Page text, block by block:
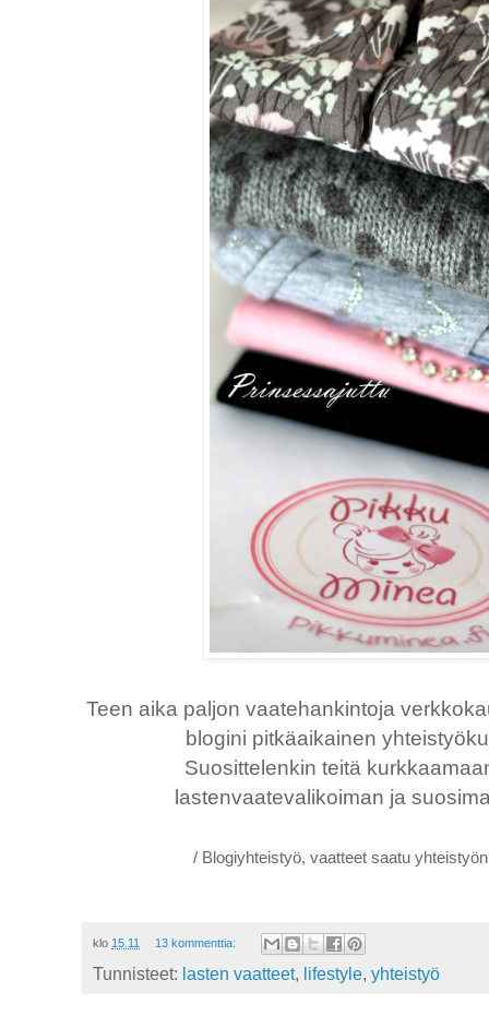
Teen aika paljon vaatehankintoja
blogini pitkäaikainen
Suosittelenkin teitä
lastenvaatevalikoiman ja
/ Blogiyhteistyö, vaatteet saatu
klo 15.11 13 kommenttia:
Tunnisteet: lasten vaatteet, lifestyle, yhteistyö